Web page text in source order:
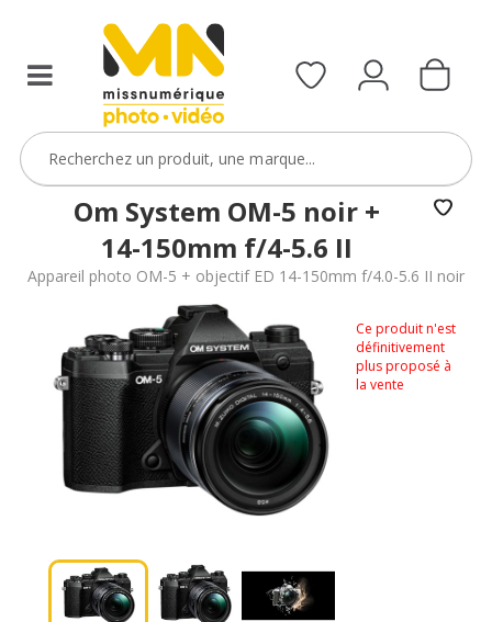
Om System OM-5 noir +
14-150mm f/4-5.6 II
Appareil photo OM-5 + objectif ED 14-150mm f/4.0-5.6 II noir
Ce produit n'est
définitivement
plus proposé à
la vente